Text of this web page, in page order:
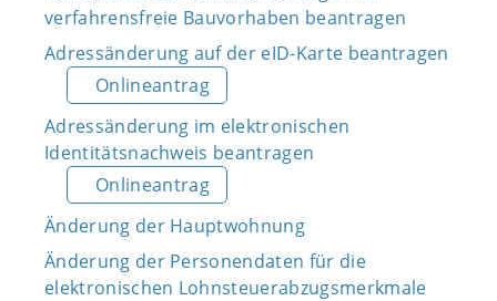
verfahrensfreie Bauvorhaben beantragen
Adressänderung auf der eID-Karte beantragen
Onlineantrag
Adressänderung im elektronischen
Identitätsnachweis beantragen
Onlineantrag
Änderung der Hauptwohnung
Änderung der Personendaten für die
elektronischen Lohnsteuerabzugsmerkmale